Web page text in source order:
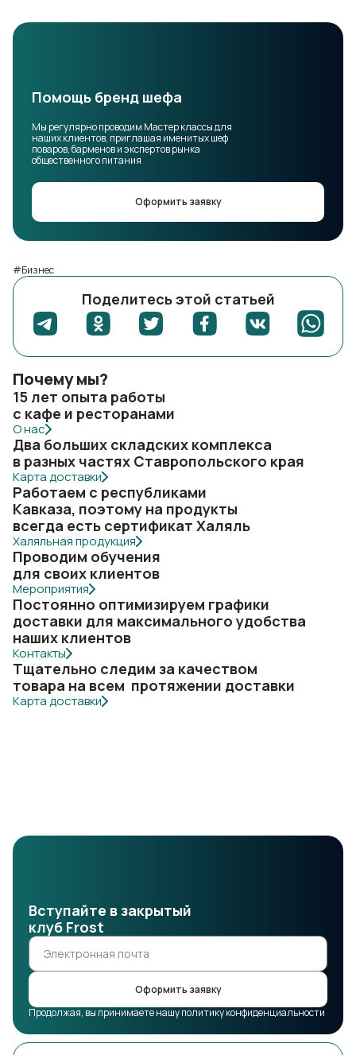
Помощь бренд шефа
Мы регулярно проводим Мастер классы для
наших клиентов, приглашая именитых шеф
поваров, барменов и экспертов рынка
общественного питания
Оформить заявку
#Бизнес
Поделитесь этой статьей
Почему мы?
15 лет опыта работы
с кафе и ресторанами
О нас
Два больших складских комплекса
в разных частях Ставропольского края
Карта доставки
Работаем с республиками
Кавказа, поэтому на продукты
всегда есть сертификат Халяль
Халяльная продукция
Проводим обучения
для своих клиентов
Мероприятия
Постоянно оптимизируем графики
доставки для максимального удобства
наших клиентов
Контакты
Тщательно следим за качеством
товара на всем протяжении доставки
Карта доставки
Вступайте в закрытый
клуб Frost
Оформить заявку
Продолжая, вы принимаете нашу политику конфиденциальности